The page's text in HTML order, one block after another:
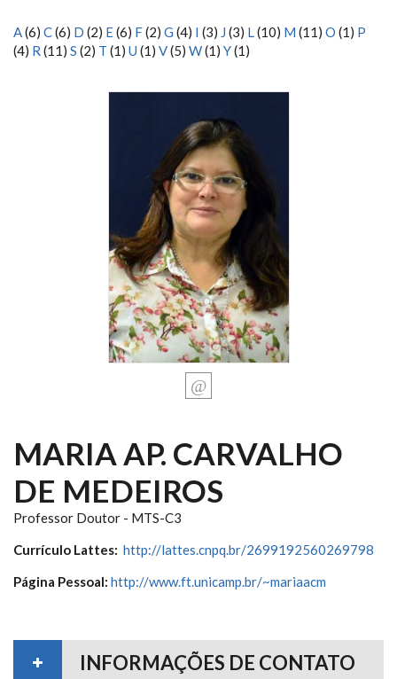
A(6) C(6) D (2) E(6) F(2) G (4) I (3) J (3) L(10) M (11) O (1) P
(4) R (11) S (2) T (1) U (1) V(5) W(1) Y(1)
MARIA AP. CARVALHO
DE MEDEIROS
Professor Doutor - MTS-C3
Currículo Lattes: http://lattes.cnpq.br/2699192560269798
Página Pessoal: http://www.ft.unicamp.br/~mariaacm
INFORMAÇÕES DE CONTATO